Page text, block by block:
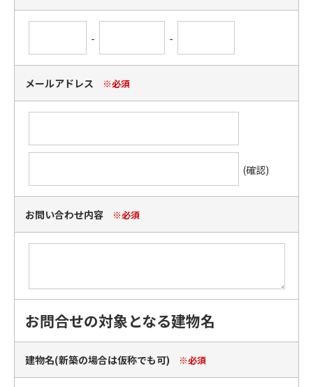
- -
メールアドレス ※必須
(確認)
お問い合わせ内容 ※必須
お問合せの対象となる建物名
建物名(新築の場合は仮称でも可) ※必須